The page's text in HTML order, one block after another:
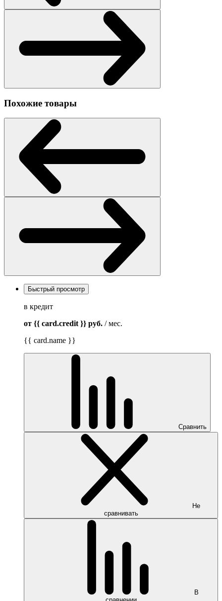
Похожие товары
Быстрый просмотр
в кредит
от {{ card.credit }} руб. / мес.
{{ card.name }}
Сравнить
Не
сравнивать
В